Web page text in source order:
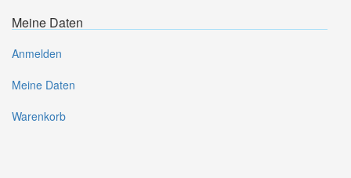
Meine Daten
Anmelden
Meine Daten
Warenkorb